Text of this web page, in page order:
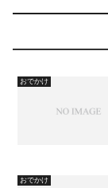
おでかけ
おでかけ